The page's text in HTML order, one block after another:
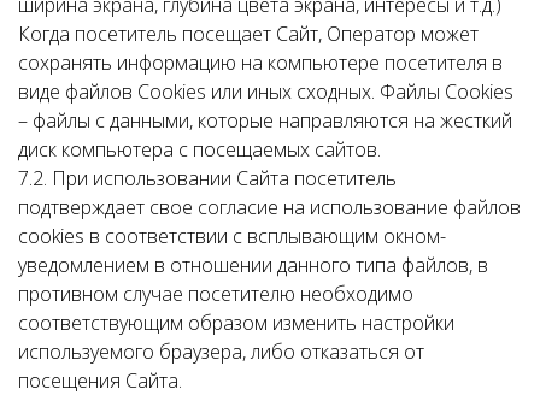
Когда посетитель посещает Сайт, Оператор может
сохранять информацию на компьютере посетителя в
виде файлов Cookies или иных сходных. Файлы Cookies
– файлы с данными, которые направляются на жесткий
диск компьютера с посещаемых сайтов.
7.2. При использовании Сайта посетитель
подтверждает свое согласие на использование файлов
cookies в соответствии с всплывающим окном-
уведомлением в отношении данного типа файлов, в
противном случае посетителю необходимо
соответствующим образом изменить настройки
используемого браузера, либо отказаться от
посещения Сайта.